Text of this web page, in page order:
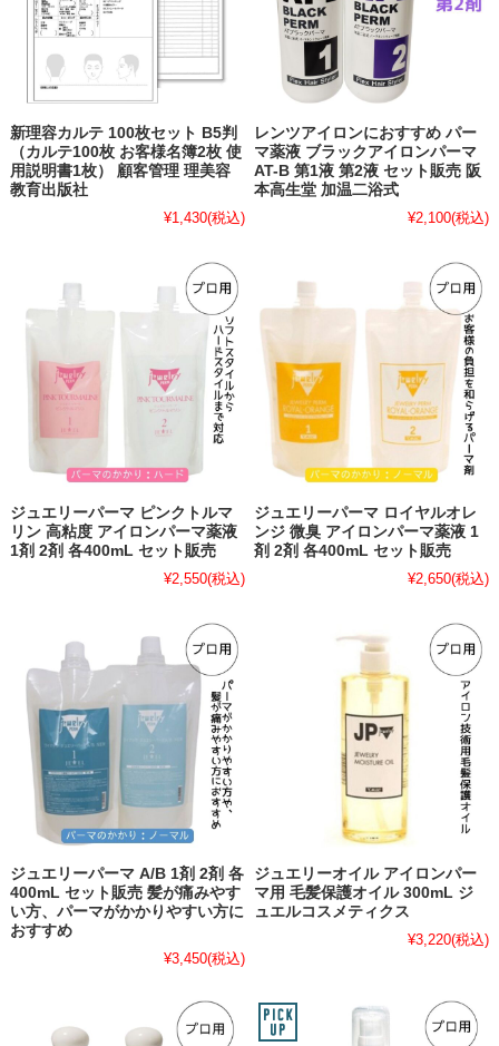
新理容カルテ 100枚セット B5判
（カルテ100枚 お客様名簿2枚 使
用説明書1枚） 顧客管理 理美容
教育出版社
¥1,430(税込)
レンツアイロンにおすすめ パー
マ薬液 ブラックアイロンパーマ
AT-B 第1液 第2液 セット販売 阪
本高生堂 加温二浴式
¥2,100(税込)
ジュエリーパーマ ピンクトルマ
リン 高粘度 アイロンパーマ薬液
1剤 2剤 各400mL セット販売
¥2,550(税込)
ジュエリーパーマ ロイヤルオレ
ンジ 微臭 アイロンパーマ薬液 1
剤 2剤 各400mL セット販売
¥2,650(税込)
ジュエリーパーマ A/B 1剤 2剤 各
400mL セット販売 髪が痛みやす
い方、パーマがかかりやすい方に
おすすめ
¥3,450(税込)
ジュエリーオイル アイロンパー
マ用 毛髪保護オイル 300mL ジ
ュエルコスメティクス
¥3,220(税込)